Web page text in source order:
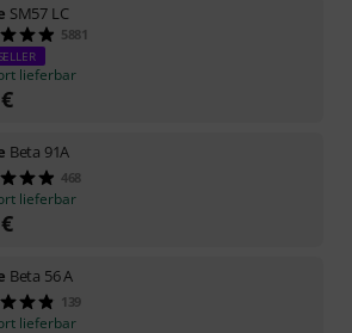
SM57 LC
5881
lieferbar
€
Beta 91A
468
lieferbar
€
Beta 56 A
139
lieferbar